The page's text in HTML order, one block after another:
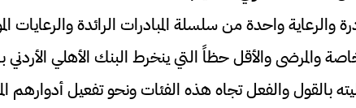
والرعاية واحدة من سلسلة المبادرات الرائدة والرعايات
والمرضى والأقل حظاً التي ينخرط البنك الأهلي الأردني
بالقول والفعل تجاه هذه الفئات ونحو تفعيل أدوارهم